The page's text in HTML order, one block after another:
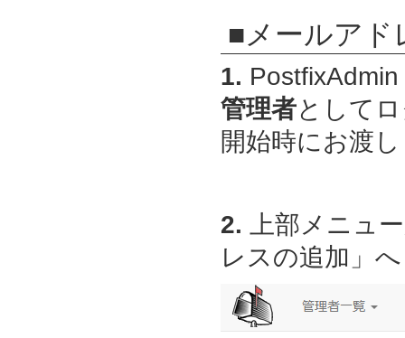
■メールアド
1. PostfixAdmin
管理者として
開始時にお渡
2. 上部メニュ
レスの追加」